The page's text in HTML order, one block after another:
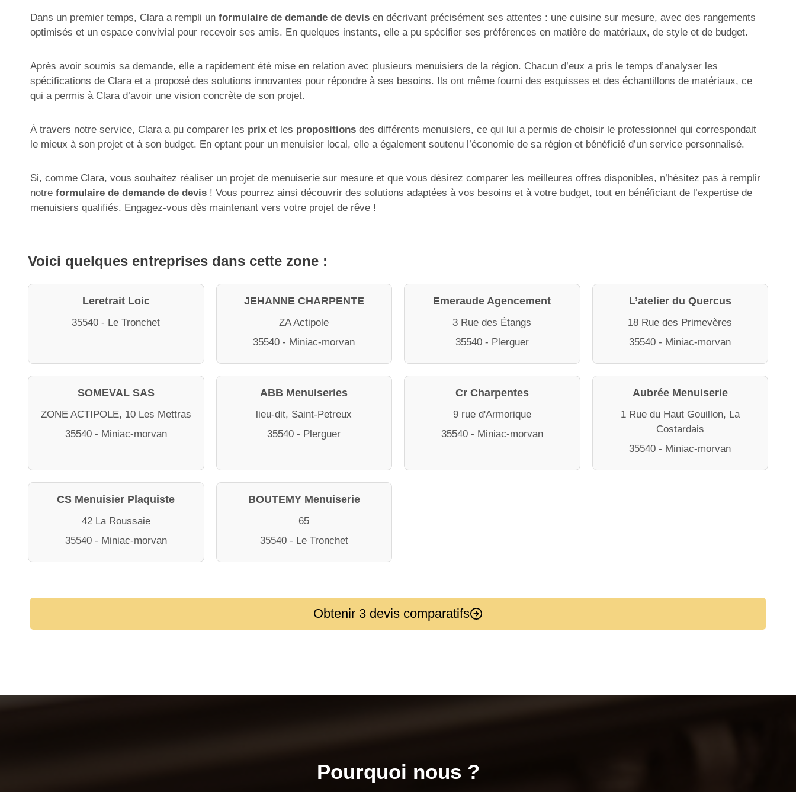
Dans un premier temps, Clara a rempli un formulaire de demande de devis en décrivant précisément ses attentes : une cuisine sur mesure, avec des rangements
optimisés et un espace convivial pour recevoir ses amis. En quelques instants, elle a pu spécifier ses préférences en matière de matériaux, de style et de budget.
Après avoir soumis sa demande, elle a rapidement été mise en relation avec plusieurs menuisiers de la région. Chacun d’eux a pris le temps d’analyser les
spécifications de Clara et a proposé des solutions innovantes pour répondre à ses besoins. Ils ont même fourni des esquisses et des échantillons de matériaux, ce
qui a permis à Clara d’avoir une vision concrète de son projet.
À travers notre service, Clara a pu comparer les prix et les propositions des différents menuisiers, ce qui lui a permis de choisir le professionnel qui correspondait
le mieux à son projet et à son budget. En optant pour un menuisier local, elle a également soutenu l’économie de sa région et bénéficié d’un service personnalisé.
Si, comme Clara, vous souhaitez réaliser un projet de menuiserie sur mesure et que vous désirez comparer les meilleures offres disponibles, n’hésitez pas à remplir
notre formulaire de demande de devis ! Vous pourrez ainsi découvrir des solutions adaptées à vos besoins et à votre budget, tout en bénéficiant de l’expertise de
menuisiers qualifiés. Engagez-vous dès maintenant vers votre projet de rêve !
Voici quelques entreprises dans cette zone :
Leretrait Loic
35540 - Le Tronchet
JEHANNE CHARPENTE
ZA Actipole
35540 - Miniac-morvan
Emeraude Agencement
3 Rue des Étangs
35540 - Plerguer
L’atelier du Quercus
18 Rue des Primevères
35540 - Miniac-morvan
SOMEVAL SAS
ZONE ACTIPOLE, 10 Les Mettras
35540 - Miniac-morvan
ABB Menuiseries
lieu-dit, Saint-Petreux
35540 - Plerguer
Cr Charpentes
9 rue d'Armorique
35540 - Miniac-morvan
Aubrée Menuiserie
1 Rue du Haut Gouillon, La
Costardais
35540 - Miniac-morvan
CS Menuisier Plaquiste
42 La Roussaie
35540 - Miniac-morvan
BOUTEMY Menuiserie
65
35540 - Le Tronchet
Obtenir 3 devis comparatifs
Pourquoi nous ?